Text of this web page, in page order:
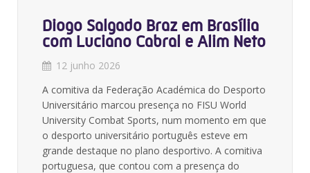
Diogo Salgado Braz em Brasília
com Luciano Cabral e Alim Neto
12 junho 2026
A comitiva da Federação Académica do Desporto
Universitário marcou presença no FISU World
University Combat Sports, num momento em que
o desporto universitário português esteve em
grande destaque no plano desportivo. A comitiva
portuguesa, que contou com a presença do